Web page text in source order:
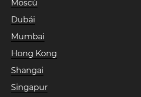
Moscú
Dubái
Mumbai
Hong Kong
Shangai
Singapur